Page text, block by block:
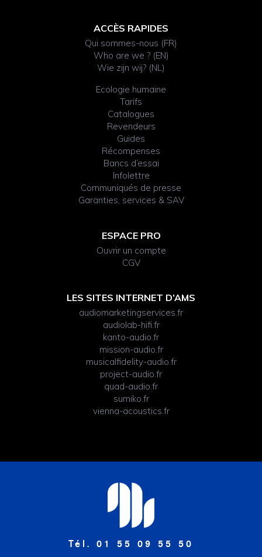
ACCÈS RAPIDES
Qui sommes-nous (FR)
Who are we ? (EN)
Wie zijn wij? (NL)
Ecologie humaine
Tarifs
Catalogues
Revendeurs
Guides
Récompenses
Bancs d’essai
Infolettre
Communiqués de presse
Garanties, services & SAV
ESPACE PRO
Ouvrir un compte
CGV
LES SITES INTERNET D’AMS
audiomarketingservices.fr
audiolab-hifi.fr
kanto-audio.fr
mission-audio.fr
musicalfidelity-audio.fr
project-audio.fr
quad-audio.fr
sumiko.fr
vienna-acoustics.fr
Tél. 01 55 09 55 50